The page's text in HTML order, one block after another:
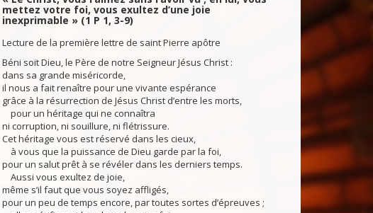
mettez votre foi, vous exultez d’une joie
inexprimable » (1 P 1, 3-9)
Lecture de la première lettre de saint Pierre apôtre
Béni soit Dieu, le Père de notre Seigneur Jésus Christ :
dans sa grande miséricorde,
il nous a fait renaître pour une vivante espérance
grâce à la résurrection de Jésus Christ d’entre les morts,
pour un héritage qui ne connaîtra
ni corruption, ni souillure, ni flétrissure.
Cet héritage vous est réservé dans les cieux,
à vous que la puissance de Dieu garde par la foi,
pour un salut prêt à se révéler dans les derniers temps.
Aussi vous exultez de joie,
même s’il faut que vous soyez affligés,
pour un peu de temps encore, par toutes sortes d’épreuves ;